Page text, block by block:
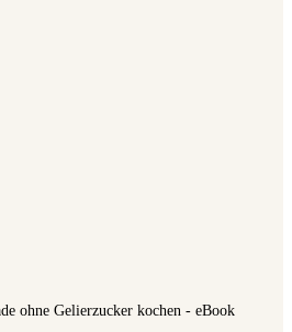
ohne Gelierzucker kochen - eBook